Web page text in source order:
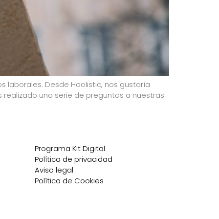
laborales. Desde Hoolistic, nos gustaría
una serie de preguntas a nuestras
Programa Kit Digital
Política de privacidad
Aviso legal
Política de Cookies